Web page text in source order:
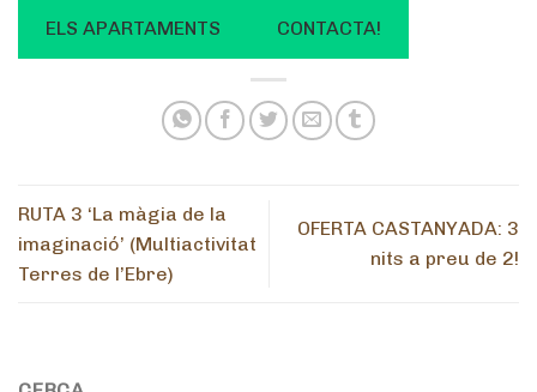
ELS APARTAMENTS CONTACTA!
RUTA 3 ‘La màgia de la
imaginació’ (Multiactivitat
Terres de l’Ebre)
OFERTA CASTANYADA: 3
nits a preu de 2!